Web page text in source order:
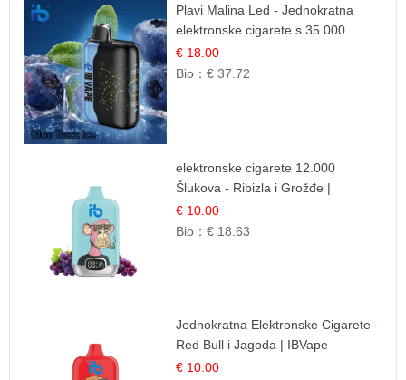
Plavi Malina Led - Jednokratna
elektronske cigarete s 35.000
šlukova | IBVape
€ 18.00
Bio：€ 37.72
elektronske cigarete 12.000
Šlukova - Ribizla i Grožđe |
Elegantna Voćna Kombinacija
€ 10.00
Bio：€ 18.63
Jednokratna Elektronske Cigarete -
Red Bull i Jagoda | IBVape
€ 10.00